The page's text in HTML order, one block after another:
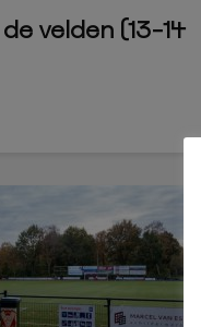
velden (13-14